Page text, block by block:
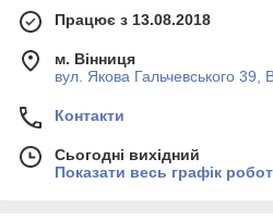
Працює з 13.08.2018
м. Вінниця
вул. Якова Гальчевського 39,
Контакти
Сьогодні вихідний
Показати весь графік